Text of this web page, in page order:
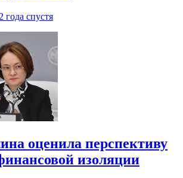
2 года спустя
оценила перспективу
изоляции